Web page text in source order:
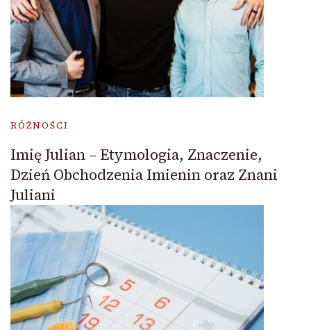
RÓŻNOŚCI
Imię Julian – Etymologia, Znaczenie,
Dzień Obchodzenia Imienin oraz Znani
Juliani